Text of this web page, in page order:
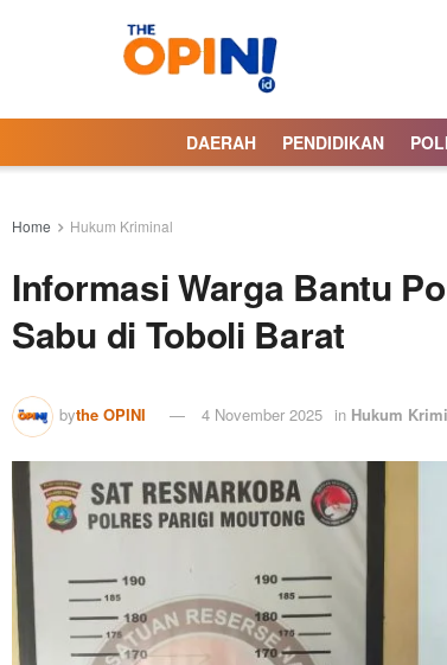
DAERAH PENDIDIKAN
Home Hukum Kriminal
Informasi Warga Bantu
Sabu di Toboli Barat
bythe OPINI 4 November 2025 in Hukum